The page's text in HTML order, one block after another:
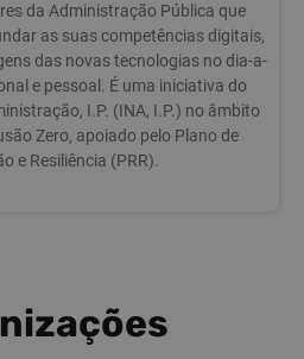
da Administração Pública que
as suas competências digitais,
das novas tecnologias no dia-a-
e pessoal. É uma iniciativa do
I.P. (INA, I.P.) no âmbito
Zero, apoiado pelo Plano de
e Resiliência (PRR).